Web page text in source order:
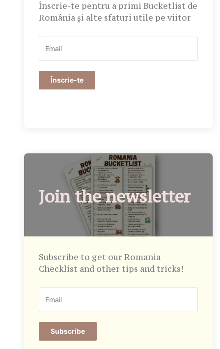
Înscrie-te pentru a primi Bucketlist de
România și alte sfaturi utile pe viitor
Înscrie-te
Join the newsletter
Subscribe to get our Romania
Checklist and other tips and tricks!
Subscribe